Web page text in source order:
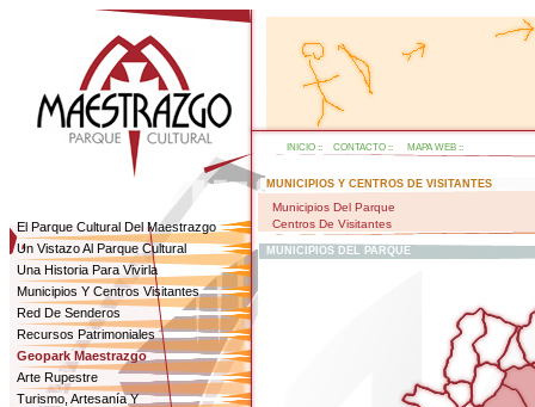
El Parque Cultural Del Maestrazgo
Un Vistazo Al Parque Cultural
Una Historia Para Vivirla
Municipios Y Centros Visitantes
Red De Senderos
Recursos Patrimoniales
Geopark Maestrazgo
Arte Rupestre
Turismo, Artesanía Y
INICIO :: CONTACTO :: MAPA WEB ::
MUNICIPIOS Y CENTROS DE VISITANTES
Municipios Del Parque
Centros De Visitantes
MUNICIPIOS DEL PARQUE